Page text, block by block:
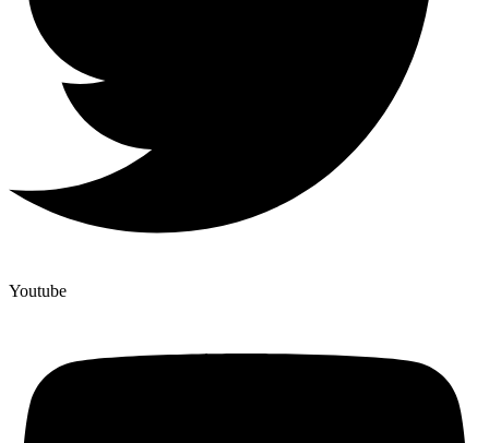
Youtube